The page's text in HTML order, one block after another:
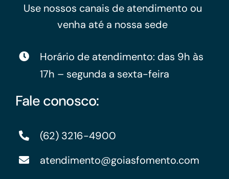
Use nossos canais de atendimento ou
venha até a nossa sede
Horário de atendimento: das 9h às
17h – segunda a sexta-feira
Fale conosco:
(62) 3216-4900
atendimento@goiasfomento.com